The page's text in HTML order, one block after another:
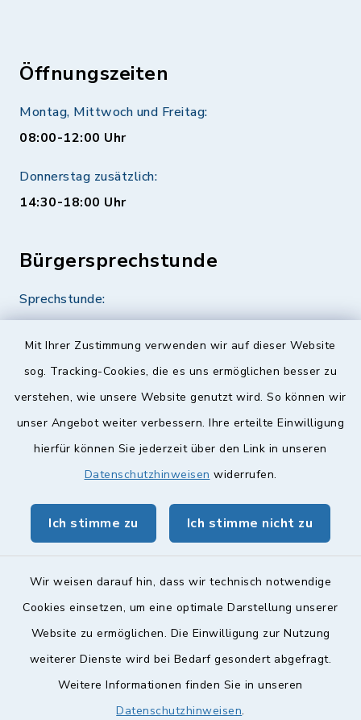
Mit Ihrer Zustimmung verwenden wir auf dieser Website
sog. Tracking-Cookies, die es uns ermöglichen besser zu
verstehen, wie unsere Website genutzt wird. So können wir
unser Angebot weiter verbessern. Ihre erteilte Einwilligung
hierfür können Sie jederzeit über den Link in unseren
Datenschutzhinweisen widerrufen.
Ich stimme zu Ich stimme nicht zu
Wir weisen darauf hin, dass wir technisch notwendige
Cookies einsetzen, um eine optimale Darstellung unserer
Website zu ermöglichen. Die Einwilligung zur Nutzung
weiterer Dienste wird bei Bedarf gesondert abgefragt.
Weitere Informationen finden Sie in unseren
Datenschutzhinweisen.
Öffnungszeiten
Montag, Mittwoch und Freitag:
08:00-12:00 Uhr
Donnerstag zusätzlich:
14:30-18:00 Uhr
Bürgersprechstunde
Sprechstunde:
Diese findet nach Vereinbarung statt.
Weitere Informationen finden Sie hier.
Quicklinks
Landkreis Lichtenfels
geoPortal Lichtenfels
Barrierefreiheit